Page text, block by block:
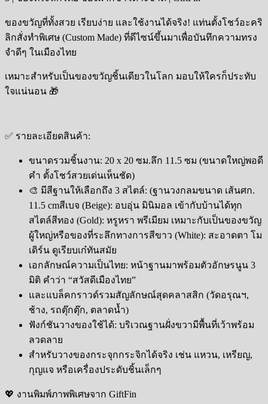
ของขวัญที่ทั้งสวย เรียบง่าย และใช้งานได้จริง! แท่นตั้งโชว์อะคริ
ลิกสั่งทำพิเศษ (Custom Made) ที่ดีไซน์ขึ้นมาเพื่อบันทึกความทรง
จำดีๆ ในเมืองไทย
เหมาะสำหรับเป็นของขวัญชิ้นเดียวในโลก มอบให้ใครก็ประทับ
ใจแน่นอน 🎁
✅ รายละเอียดสินค้า:
ขนาดรวมชิ้นงาน: 20 x 20 ซม.ลึก 11.5 ซม (ขนาดใหญ่พอดี
คำ ตั้งโชว์สวยเด่นเห็นชัด)
🎨 มีสีฐานให้เลือกถึง 3 สไตล์: (ฐานวงกลมขนาด เส้นศก.
11.5 cmสีเบจ (Beige): อบอุ่น มินิมอล เข้ากับบ้านได้ทุก
สไตล์สีทอง (Gold): หรูหรา พรีเมียม เหมาะกับเป็นของขวัญ
ผู้ใหญ่หรือของที่ระลึกทางการสีขาว (White): สะอาดตา โม
เดิร์น ดูเรียบเก๋ทันสมัย
เอกลักษณ์ความเป็นไทย: หน้าฐานมาพร้อมตัวอักษรนูน 3
มิติ คำว่า “สวัสดีเมืองไทย”
และแบล็คกราวด์รวมสัญลักษณ์สุดคลาสสิก (วัดอรุณฯ,
ช้าง, รถตุ๊กตุ๊ก, ตลาดน้ำ)
ฟังก์ชันวางของใช้ได้: บริเวณฐานฝั่งขวามีพื้นที่เว้าพร้อม
ลวดลาย
สำหรับวางของกระจุกกระจิกได้จริง เช่น แหวน, เหรียญ,
กุญแจ หรือเครื่องประดับชิ้นเล็กๆ
💖 งานพิมพ์ภาพพิเศษจาก GiftFin